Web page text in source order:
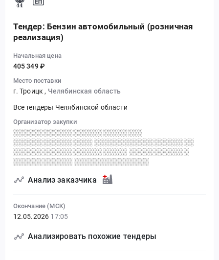
Тендер: Бензин автомобильный (розничная
реализация)
Начальная цена
405 349 ₽
Место поставки
г. Троицк , Челябинская область
Все тендеры Челябинской области
Организатор закупки
░░░░░░░░░░░░░░░░░░░░░░░░░░
░░░░░░░░░░░░░░░░ ░░░░░░░░░░░░░░░░░░░░
░░░░░░░░░░░░░░░░░░░░░░░ ░░░░░░░░░░░░
░░░░░░░░░░░░ ░░░░░░░░░░░░░░░
Анализ заказчика
Окончание (МСК)
12.05.2026 17:05
Анализировать похожие тендеры